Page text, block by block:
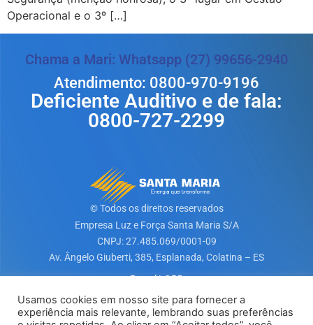
Operacional e o 3º […]
Chama a Mari: Whatsapp (27) 99656-2940
Atendimento: 0800-970-9196
Deficiente Auditivo e de fala:
0800-727-2299
© Todos os direitos reservados
Empresa Luz e Força Santa Maria S/A​
CNPJ: 27.485.069/0001-09
Av. Ângelo Giuberti, 385, Esplanada, Colatina – ES
Portal LGPD
Usamos cookies em nosso site para fornecer a
experiência mais relevante, lembrando suas preferências